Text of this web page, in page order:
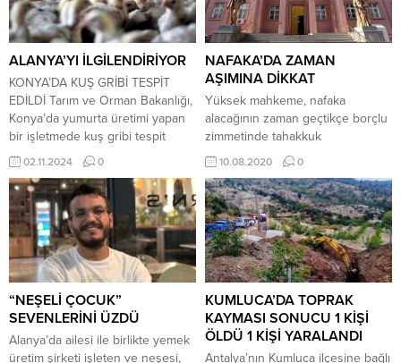
ALANYA’YI İLGİLENDİRİYOR
KONYA’DA KUŞ GRİBİ TESPİT
EDİLDİ Tarım ve Orman Bakanlığı,
Konya’da yumurta üretimi yapan
bir işletmede kuş gribi tespit
edildiğini duyurdu. Yaspılan
açıklamada, “Yumurtalar tüketime
sunulmadan derhal imha
edilmiştir” ifadelerine yer verildi.
Tarım ve Orman Bakanlığı,
Konya’nın Meram ilçesinde
yumurta üretimi yapan bir
işletmede kuş gribi vakasının
yaşandığını ve enfekte olmuş...
02.11.2024 0
NAFAKA’DA ZAMAN
AŞIMINA DİKKAT
Yüksek mahkeme, nafaka
alacağının zaman geçtikçe borçlu
zimmetinde tahakkuk
edeceğinden, takip gününden
geriye doğru on yıldan önce
işlemiş olan nafaka alacağının
zaman aşımına uğradığına
hükmetti. Kararla birlikte 10 yılı
geçmiş nafaka alacakları tahsil
edilemeyecek. İcra Hukuk
Mahkemesi, şiddetli
geçimsizlikten boşanan kadına
nafaka ödenmesine hükmetti.
Nafaka alacağını bir türlü tahsil
edemeyen kadın,...
10.08.2020 0
“NEŞELİ ÇOCUK”
SEVENLERİNİ ÜZDÜ
Alanya’da ailesi ile birlikte yemek
üretim şirketi işleten ve neşesi,
KUMLUCA’DA TOPRAK
KAYMASI SONUCU 1 KİŞİ
ÖLDÜ 1 KİŞİ YARALANDI
Antalya’nın Kumluca ilçesine bağlı